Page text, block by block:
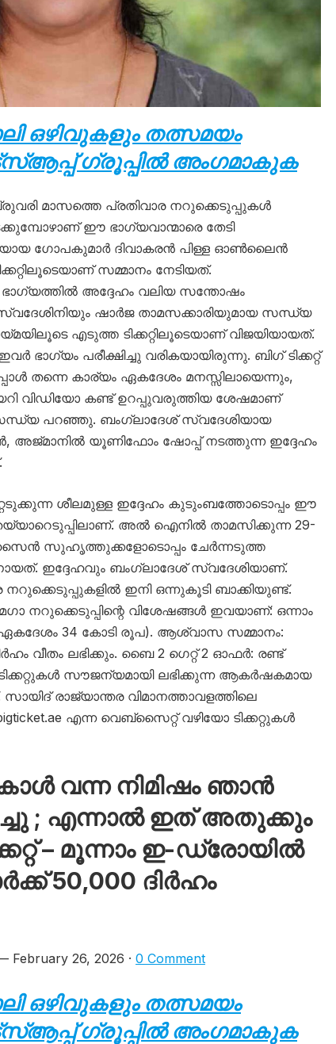
ഒഴിവുകളും തത്സമയം
ഗ്രൂപ്പിൽ അംഗമാകുക
മാസത്തെ പ്രതിവാര നറുക്കെടുപ്പുകൾ
ഈ ഭാഗ്യവാന്മാരെ തേടി
ഗോപകുമാർ ദിവാകരൻ പിള്ള ഓൺലൈൻ
സമ്മാനം നേടിയത്.
ഭാഗ്യത്തിൽ അദ്ദേഹം വലിയ സന്തോഷം
സ്വദേശിനിയും ഷാർജ താമസക്കാരിയുമായ സന്ധ്യ
എടുത്ത ടിക്കറ്റിലൂടെയാണ് വിജയിയായത്.
ഭാഗ്യം പരീക്ഷിച്ചു വരികയായിരുന്നു. ബിഗ് ടിക്കറ്റ്
തന്നെ കാര്യം ഏകദേശം മനസ്സിലായെന്നും,
വിഡിയോ കണ്ട് ഉറപ്പുവരുത്തിയ ശേഷമാണ്
പറഞ്ഞു. ബംഗ്ലാദേശ് സ്വദേശിയായ
അജ്മാനിൽ യൂണിഫോം ഷോപ്പ് നടത്തുന്ന ഇദ്ദേഹം
ശീലമുള്ള ഇദ്ദേഹം കുടുംബത്തോടൊപ്പം ഈ
അൽ ഐനിൽ താമസിക്കുന്ന 29-
സുഹൃത്തുക്കളോടൊപ്പം ചേർന്നടുത്ത
ഇദ്ദേഹവും ബംഗ്ലാദേശ് സ്വദേശിയാണ്.
ഇനി ഒന്നുകൂടി ബാക്കിയുണ്ട്.
നറുക്കെടുപ്പിന്റെ വിശേഷങ്ങൾ ഇവയാണ്: ഒന്നാം
(ഏകദേശം 34 കോടി രൂപ). ആശ്വാസ സമ്മാനം:
വീതം ലഭിക്കും. ബൈ 2 ഗെറ്റ് 2 ഓഫർ: രണ്ട്
സൗജന്യമായി ലഭിക്കുന്ന ആകർഷകമായ
രാജ്യാന്തര വിമാനത്താവളത്തിലെ
എന്ന വെബ്സൈറ്റ് വഴിയോ ടിക്കറ്റുകൾ
കോൾ വന്ന നിമിഷം ഞാൻ
; എന്നാൽ ഇത് അതുക്കും
– മൂന്നാം ഇ-ഡ്രോയിൽ
50,000 ദിർഹം
February 26, 2026 · 0 Comment
ഒഴിവുകളും തത്സമയം
ഗ്രൂപ്പിൽ അംഗമാകുക